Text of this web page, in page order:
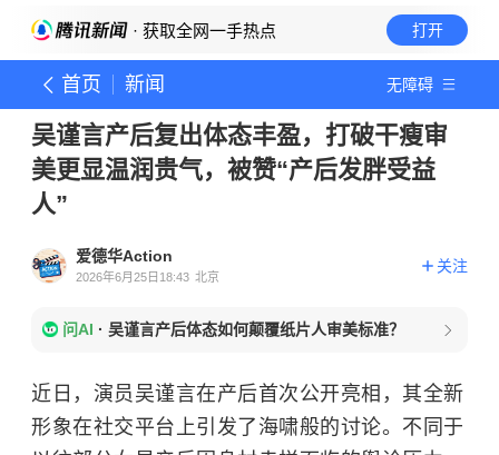
· 获取全网一手热点 打开
首页 新闻 无障碍
吴谨言产后复出体态丰盈，打破干瘦审
美更显温润贵气，被赞“产后发胖受益
人”
爱德华Action
2026年6月25日18:43 北京
关注
问AI · 吴谨言产后体态如何颠覆纸片人审美标准？
近日，演员吴谨言在产后首次公开亮相，其全新
形象在社交平台上引发了海啸般的讨论。不同于